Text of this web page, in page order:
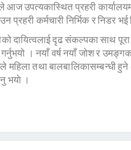
आज उपत्यकास्थित प्रहरी
प्रहरी कर्मचारी निर्भिक र निडर
दायित्वलाई दृढ संकल्पका साथ
। नयाँ वर्ष नयाँ जोश र
महिला तथा बालबालिकासम्बन्धी
भयाे ।